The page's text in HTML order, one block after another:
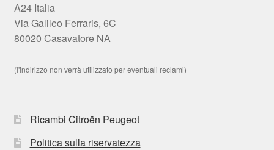
A24 Italia
Via Galileo Ferraris, 6C
80020 Casavatore NA
(l'indirizzo non verrà utilizzato per eventuali reclami)
Ricambi Citroën Peugeot
Politica sulla riservatezza